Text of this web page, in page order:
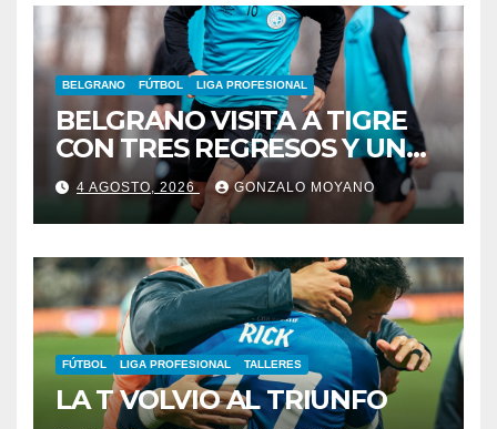
BELGRANO FÚTBOL LIGA PROFESIONAL
BELGRANO VISITA A TIGRE
CON TRES REGRESOS Y UNA
BAJA OBLIGADA
4 AGOSTO, 2026 GONZALO MOYANO
FÚTBOL LIGA PROFESIONAL TALLERES
LA T VOLVIO AL TRIUNFO